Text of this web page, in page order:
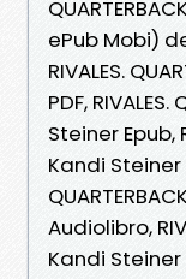
ePub Mobi)
RIVALES.
PDF, RIVALES.
Steiner Epub,
Kandi Steiner
Audiolibro,
Kandi Steiner